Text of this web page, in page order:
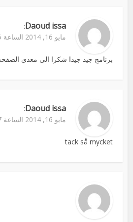
Daoud issa
:
مايو 16, 2014 الساعة 1:55 م
برنامج جيد جيدا شكرا الى معدي
Daoud issa
:
مايو 16, 2014 الساعة 1:57 م
tack så mycket